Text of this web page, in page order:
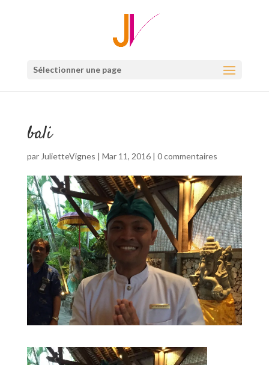
Sélectionner une page
bali
par JulietteVignes | Mar 11, 2016| 0 commentaires